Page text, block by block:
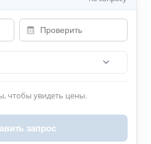
чтобы увидеть цены.
запрос